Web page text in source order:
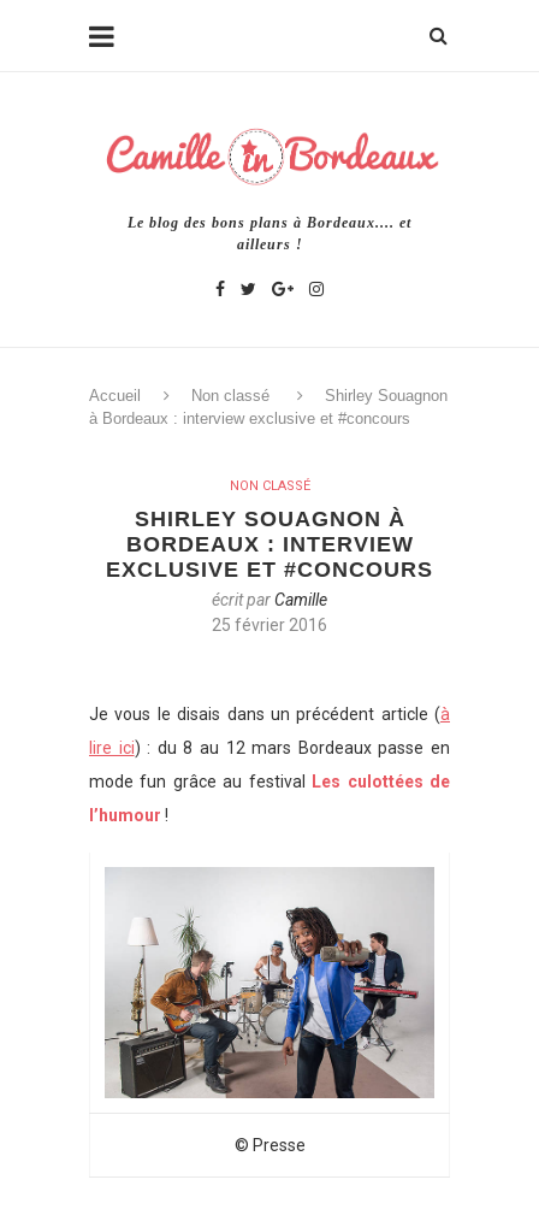
Le blog des bons plans à Bordeaux.... et
ailleurs !
Accueil Non classé
Shirley Souagnon
à Bordeaux : interview exclusive et #concours
NON CLASSÉ
SHIRLEY SOUAGNON À
BORDEAUX : INTERVIEW
EXCLUSIVE ET #CONCOURS
écrit parCamille
25 février 2016
Je vous le disais dans un précédent article (à
lire ici) : du 8 au 12 mars Bordeaux passe en
mode fun grâce au festival
Les culottées de
l’humour !
© Presse